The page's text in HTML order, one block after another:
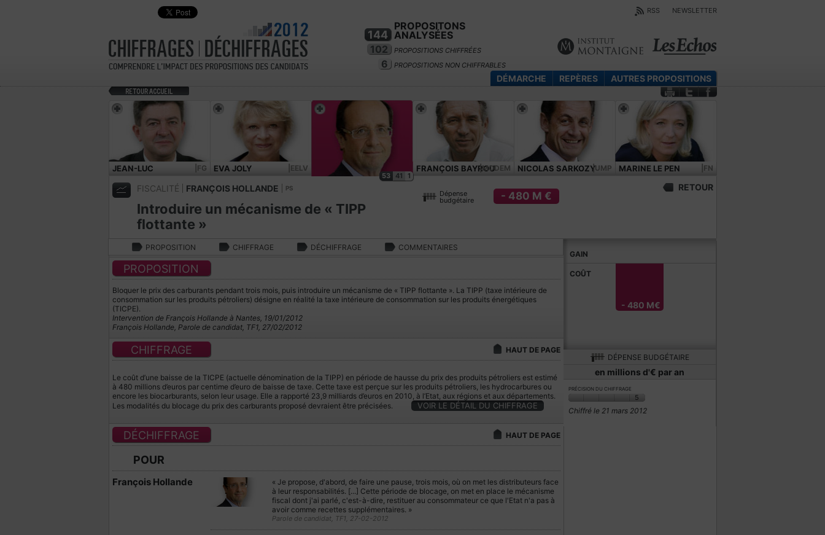
RSS NEWSLETTER
144
PROPOSITONS
ANALYSÉES
102
PROPOSITIONS CHIFFRÉES
6 PROPOSITIONS NON CHIFFRABLES
DÉMARCHE REPÈRES AUTRES PROPOSITIONS
JEAN-LUC
MÉLENCHON
|FG EVA JOLY |EELV
53 41 1
FRANÇOIS BAYROU|MODEM NICOLAS SARKOZY|UMP MARINE LE PEN |FN
FISCALITÉ FRANÇOIS HOLLANDE PS
Introduire un mécanisme de « TIPP
flottante »
Dépense
budgétaire - 480 M €
RETOUR
PROPOSITION CHIFFRAGE DÉCHIFFRAGE COMMENTAIRES
GAIN
- 480 M€
COÛT
DÉPENSE BUDGÉTAIRE
en millions d'€ par an
PRÉCISION DU CHIFFRAGE
5
Chiffré le 21 mars 2012
PROPOSITION
Bloquer le prix des carburants pendant trois mois, puis introduire un mécanisme de « TIPP flottante ». La TIPP (taxe intérieure de
consommation sur les produits pétroliers) désigne en réalité la taxe intérieure de consommation sur les produits énergétiques
(TICPE).
Intervention de François Hollande à Nantes, 19/01/2012
François Hollande, Parole de candidat, TF1, 27/02/2012
HAUT DE PAGE
CHIFFRAGE
Le coût d’une baisse de la TICPE (actuelle dénomination de la TIPP) en période de hausse du prix des produits pétroliers est estimé
à 480 millions d’euros par centime d’euro de baisse de taxe. Cette taxe est perçue sur les produits pétroliers, les hydrocarbures ou
encore les biocarburants, selon leur usage. Elle a rapporté 23,9 milliards d’euros en 2010, à l’Etat, aux régions et aux départements.
Les modalités du blocage du prix des carburants proposé devraient être précisées.
VOIR LE DÉTAIL DU CHIFFRAGE
HAUT DE PAGE
DÉCHIFFRAGE
POUR
François Hollande
« Je propose, d'abord, de faire une pause, trois mois, où on met les distributeurs face
à leur responsabilités. [...] Cette période de blocage, on met en place le mécanisme
fiscal dont j'ai parlé, c'est-à-dire, restituer au consommateur ce que l'Etat n'a pas à
avoir comme recettes supplémentaires. »
Parole de candidat, TF1, 27-02-2012